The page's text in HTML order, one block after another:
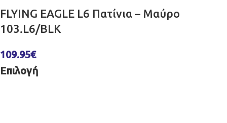
FLYING EAGLE L6 Πατίνια – Μαύρο
103.L6/BLK
109.95€
Επιλογή